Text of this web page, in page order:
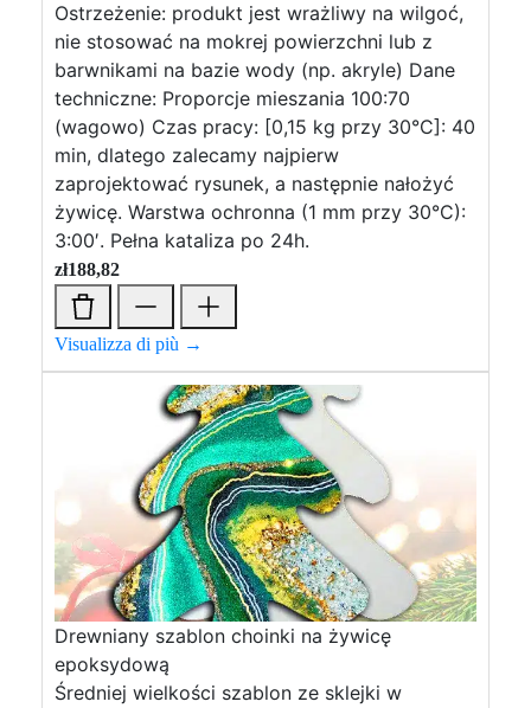
Ostrzeżenie: produkt jest wrażliwy na wilgoć,
nie stosować na mokrej powierzchni lub z
barwnikami na bazie wody (np. akryle) Dane
techniczne: Proporcje mieszania 100:70
(wagowo) Czas pracy: [0,15 kg przy 30°C]: 40
min, dlatego zalecamy najpierw
zaprojektować rysunek, a następnie nałożyć
żywicę. Warstwa ochronna (1 mm przy 30°C):
3:00′. Pełna kataliza po 24h.
zł188,82
Visualizza di più →
Drewniany szablon choinki na żywicę
epoksydową
Średniej wielkości szablon ze sklejki w